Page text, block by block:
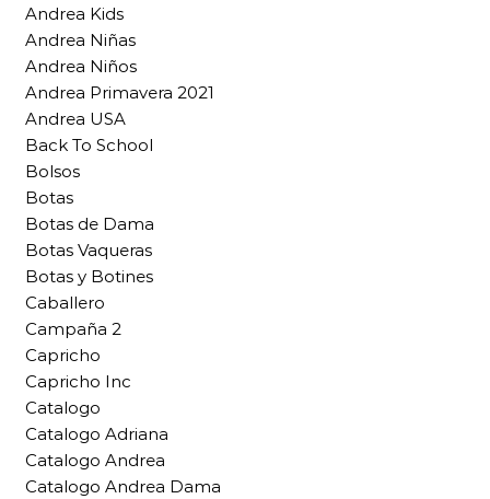
Andrea Kids
Andrea Niñas
Andrea Niños
Andrea Primavera 2021
Andrea USA
Back To School
Bolsos
Botas
Botas de Dama
Botas Vaqueras
Botas y Botines
Caballero
Campaña 2
Capricho
Capricho Inc
Catalogo
Catalogo Adriana
Catalogo Andrea
Catalogo Andrea Dama